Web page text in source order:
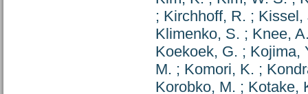
; Kirchhoff, R. ; Kissel,
Klimenko, S. ; Knee,
Koekoek, G. ; Kojima,
M. ; Komori, K. ;
Korobko, M. ; Kotake,